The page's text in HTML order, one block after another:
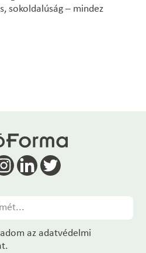
sokoldalúság – mindez
az adatvédelmi